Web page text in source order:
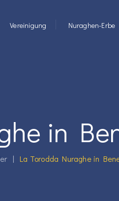
Vereinigung Nuraghen-Erbe
in
|La Torodda Nuraghe in